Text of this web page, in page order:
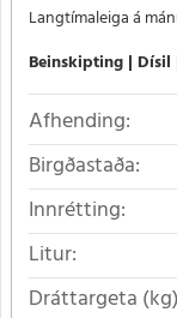
Langtímaleiga á
Beinskipting Dísil
Afhending:
Birgðastaða:
Innrétting:
Litur:
Dráttargeta